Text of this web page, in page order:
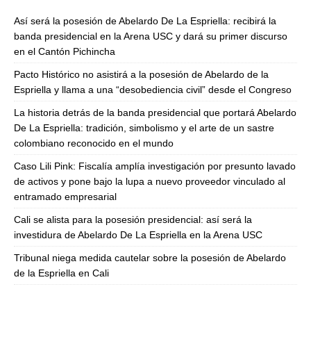
Así será la posesión de Abelardo De La Espriella: recibirá la
banda presidencial en la Arena USC y dará su primer discurso
en el Cantón Pichincha
Pacto Histórico no asistirá a la posesión de Abelardo de la
Espriella y llama a una “desobediencia civil” desde el Congreso
La historia detrás de la banda presidencial que portará Abelardo
De La Espriella: tradición, simbolismo y el arte de un sastre
colombiano reconocido en el mundo
Caso Lili Pink: Fiscalía amplía investigación por presunto lavado
de activos y pone bajo la lupa a nuevo proveedor vinculado al
entramado empresarial
Cali se alista para la posesión presidencial: así será la
investidura de Abelardo De La Espriella en la Arena USC
Tribunal niega medida cautelar sobre la posesión de Abelardo
de la Espriella en Cali